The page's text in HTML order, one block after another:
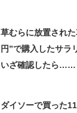
草むらに放置され
円”で購入したサラ
いざ確認したら……
ダイソーで買った